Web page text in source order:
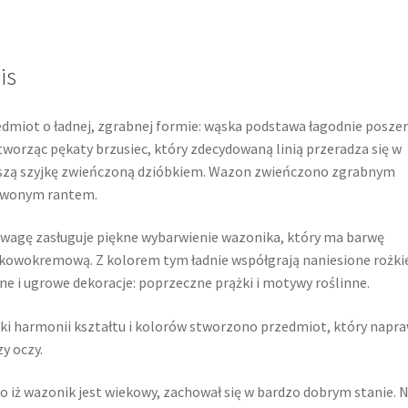
o ładnej, zgrabnej formie: wąska podstawa łagodnie
pękaty brzusiec, który zdecydowaną linią przeradza się w
szyjkę zwieńczoną dzióbkiem. Wazon zwieńczono zgrabnym
rantem.
zasługuje piękne wybarwienie wazonika, który ma barwę
Z kolorem tym ładnie współgrają naniesione
i ugrowe dekoracje: poprzeczne prążki i motywy roślinne.
harmonii kształtu i kolorów stworzono przedmiot, który
oczy.
iż wazonik jest wiekowy, zachował się w bardzo dobrym stanie.